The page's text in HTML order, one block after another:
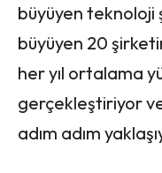
büyüyen teknoloji
büyüyen 20
her yıl ortalama
gerçekleştiriyor
adım adım